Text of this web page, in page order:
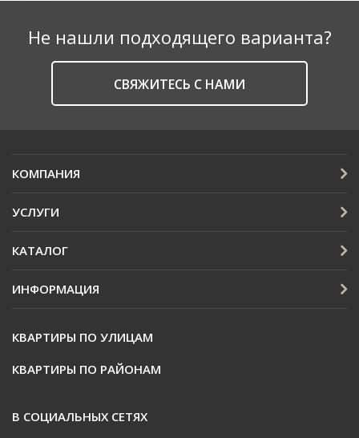
Не нашли подходящего варианта?
CВЯЖИТЕСЬ С НАМИ
КОМПАНИЯ
УСЛУГИ
КАТАЛОГ
ИНФОРМАЦИЯ
КВАРТИРЫ ПО УЛИЦАМ
КВАРТИРЫ ПО РАЙОНАМ
В СОЦИАЛЬНЫХ СЕТЯХ